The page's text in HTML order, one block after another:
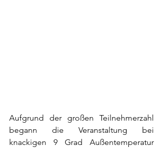
Aufgrund der großen Teilnehmerzahl
begann die Veranstaltung bei
knackigen 9 Grad Außentemperatur